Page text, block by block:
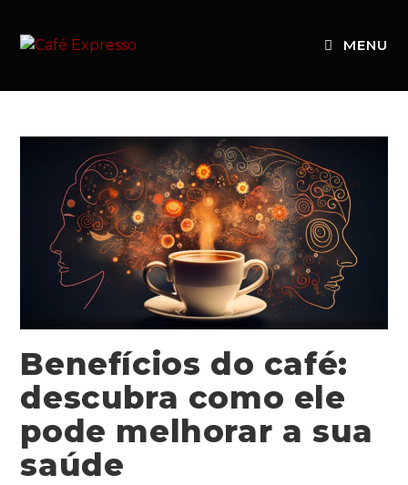
MENU
Benefícios do café:
descubra como ele
pode melhorar a sua
saúde